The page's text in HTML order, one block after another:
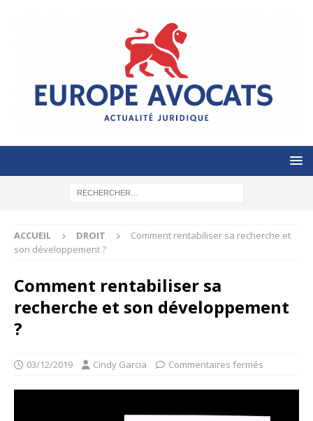
ACCUEIL DROIT
Comment rentabiliser sa recherche et
son développement ?
Comment rentabiliser sa
recherche et son développement
?
03/12/2019 Cindy Garcia Commentaires fermés